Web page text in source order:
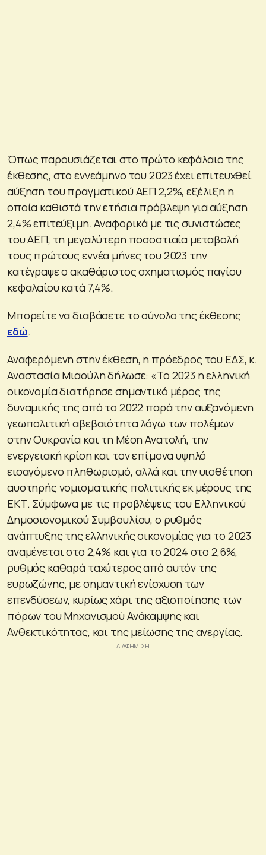
Όπως παρουσιάζεται στο πρώτο κεφάλαιο της
έκθεσης, στο εννεάμηνο του 2023 έχει επιτευχθεί
αύξηση του πραγματικού ΑΕΠ 2,2%, εξέλιξη η
οποία καθιστά την ετήσια πρόβλεψη για αύξηση
2,4% επιτεύξιμη. Αναφορικά με τις συνιστώσες
του ΑΕΠ, τη μεγαλύτερη ποσοστιαία μεταβολή
τους πρώτους εννέα μήνες του 2023 την
κατέγραψε ο ακαθάριστος σχηματισμός παγίου
κεφαλαίου κατά 7,4%.
Μπορείτε να διαβάσετε το σύνολο της έκθεσης
εδώ.
Αναφερόμενη στην έκθεση, η πρόεδρος του ΕΔΣ, κ.
Αναστασία Μιαούλη δήλωσε: «Το 2023 η ελληνική
οικονομία διατήρησε σημαντικό μέρος της
δυναμικής της από το 2022 παρά την αυξανόμενη
γεωπολιτική αβεβαιότητα λόγω των πολέμων
στην Ουκρανία και τη Μέση Ανατολή, την
ενεργειακή κρίση και τον επίμονα υψηλό
εισαγόμενο πληθωρισμό, αλλά και την υιοθέτηση
αυστηρής νομισματικής πολιτικής εκ μέρους της
ΕΚΤ. Σύμφωνα με τις προβλέψεις του Ελληνικού
Δημοσιονομικού Συμβουλίου, ο ρυθμός
ανάπτυξης της ελληνικής οικονομίας για το 2023
αναμένεται στο 2,4% και για το 2024 στο 2,6%,
ρυθμός καθαρά ταχύτερος από αυτόν της
ευρωζώνης, με σημαντική ενίσχυση των
επενδύσεων, κυρίως χάρι της αξιοποίησης των
πόρων του Μηχανισμού Ανάκαμψης και
Ανθεκτικότητας, και της μείωσης της ανεργίας.